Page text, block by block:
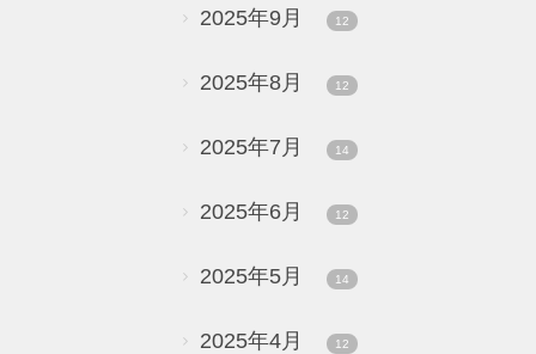
2025年9月 12
2025年8月 12
2025年7月 14
2025年6月 12
2025年5月 14
2025年4月 12